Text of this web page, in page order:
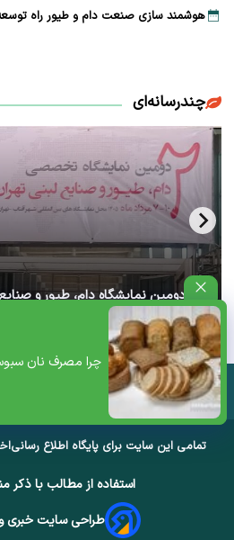
چرا مصرف نان
هوشمند سازی صنعت دام و طیور راه
چندرسانه‌ای
آغاز دومین نمایشگاه دام، طیور و
تهران+ ویدئو
تمامی این سایت برای پایگاه اطلاع رسانی
استفاده از مطالب با ذکر
طراحی سایت خبری و